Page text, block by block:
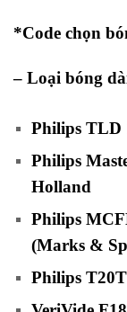
*Code chọn
– Loại bóng
Philips TLD
Philips
Holland
Philips
(Marks &
Philips